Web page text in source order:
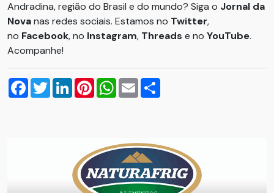
Andradina, região do Brasil e do mundo? Siga o Jornal da
Novanas redes sociais. Estamos no Twitter,
no Facebook, no Instagram, Threads e no YouTube.
Acompanhe!
Facebook
TwitterLinkedInPinterestWhatsApp
Email